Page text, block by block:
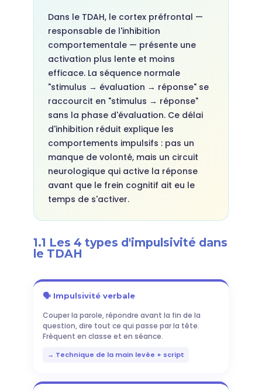
Dans le TDAH, le cortex préfrontal —
responsable de l'inhibition
comportementale — présente une
activation plus lente et moins
efficace. La séquence normale
"stimulus → évaluation → réponse" se
raccourcit en "stimulus → réponse"
sans la phase d'évaluation. Ce délai
d'inhibition réduit explique les
comportements impulsifs : pas un
manque de volonté, mais un circuit
neurologique qui active la réponse
avant que le frein cognitif ait eu le
temps de s'activer.
1.1 Les 4 types d'impulsivité dans
le TDAH
🗣️ Impulsivité verbale
Couper la parole, répondre avant la fin de la
question, dire tout ce qui passe par la tête.
Fréquent en classe et en séance.
→ Technique de la main levée + script